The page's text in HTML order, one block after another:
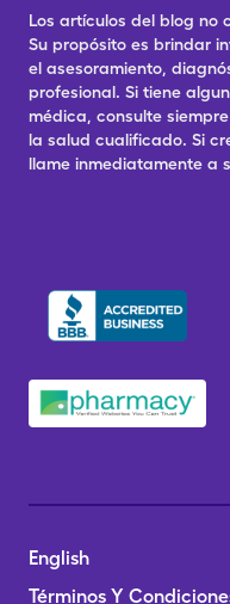
Los artículos del blog no
Su propósito es brindar
el asesoramiento,
profesional. Si tiene
médica, consulte
la salud cualificado. Si
llame inmediatamente a
English
Términos Y